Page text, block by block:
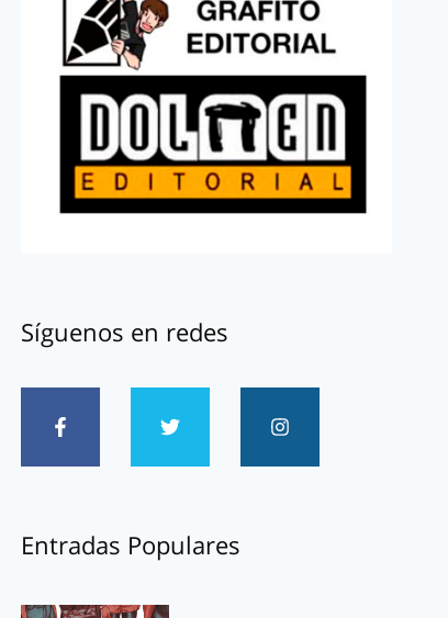
Síguenos en redes
Entradas Populares